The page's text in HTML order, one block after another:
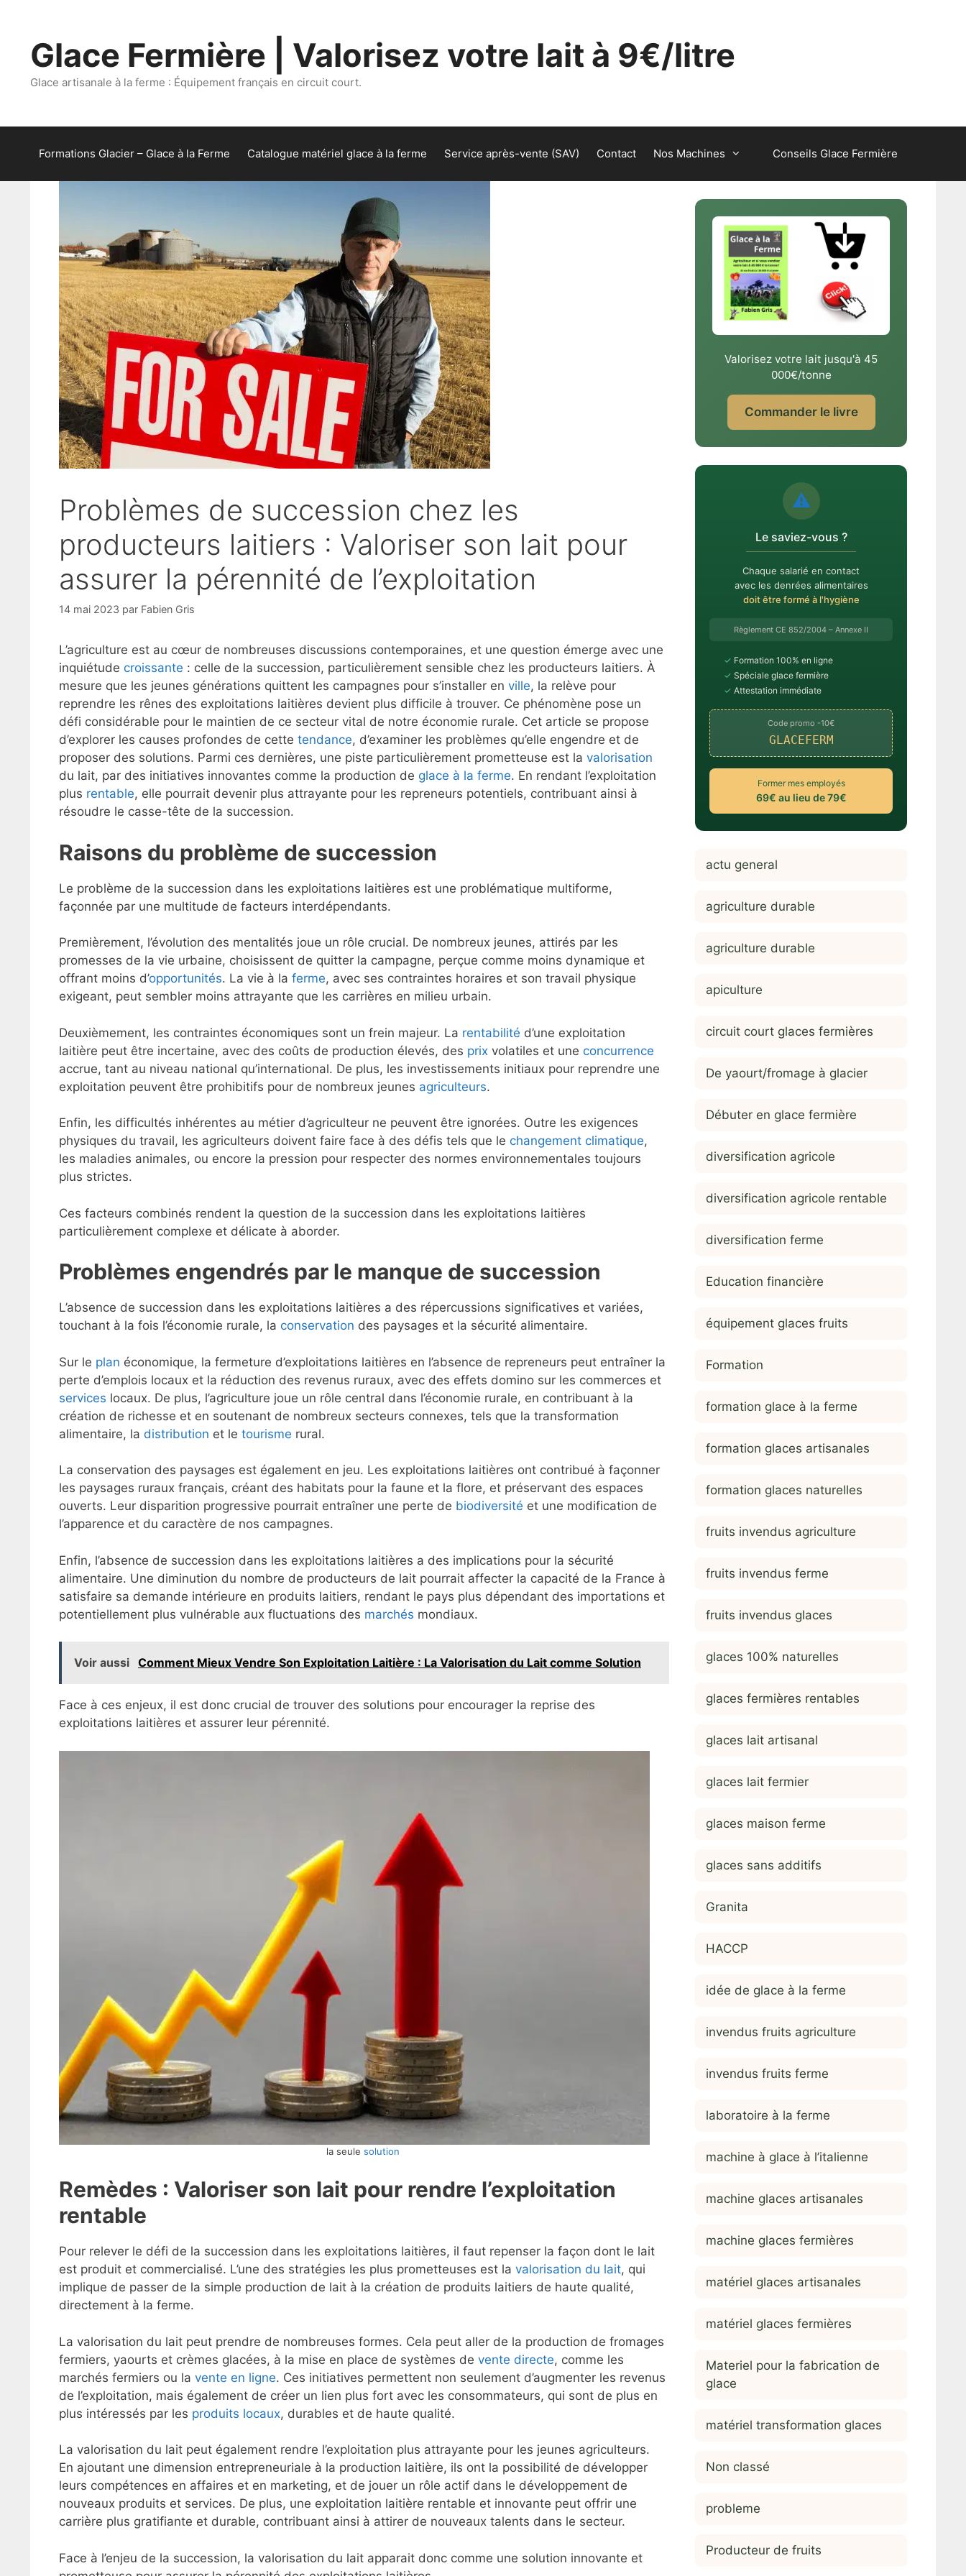
contenuGlace Fermière | Valorisez votre lait à 9€/litre
Glace artisanale à la ferme : Équipement français en circuit court.
Formations Glacier – Glace à la Ferme Catalogue matériel glace à la ferme Service après-vente (SAV) Contact Nos Machines Conseils Glace Fermière
Problèmes de succession chez les
producteurs laitiers : Valoriser son lait pour
assurer la pérennité de l’exploitation
14 mai 2023 par Fabien Gris
L’agriculture est au cœur de nombreuses discussions contemporaines, et une question émerge avec une
inquiétude croissante : celle de la succession, particulièrement sensible chez les producteurs laitiers. À
mesure que les jeunes générations quittent les campagnes pour s’installer en ville, la relève pour
reprendre les rênes des exploitations laitières devient plus difficile à trouver. Ce phénomène pose un
défi considérable pour le maintien de ce secteur vital de notre économie rurale. Cet article se propose
d’explorer les causes profondes de cette tendance, d’examiner les problèmes qu’elle engendre et de
proposer des solutions. Parmi ces dernières, une piste particulièrement prometteuse est la valorisation
du lait, par des initiatives innovantes comme la production de glace à la ferme. En rendant l’exploitation
plus rentable, elle pourrait devenir plus attrayante pour les repreneurs potentiels, contribuant ainsi à
résoudre le casse-tête de la succession.
Raisons du problème de succession
Le problème de la succession dans les exploitations laitières est une problématique multiforme,
façonnée par une multitude de facteurs interdépendants.
Premièrement, l’évolution des mentalités joue un rôle crucial. De nombreux jeunes, attirés par les
promesses de la vie urbaine, choisissent de quitter la campagne, perçue comme moins dynamique et
offrant moins d’opportunités. La vie à la ferme, avec ses contraintes horaires et son travail physique
exigeant, peut sembler moins attrayante que les carrières en milieu urbain.
Deuxièmement, les contraintes économiques sont un frein majeur. La rentabilité d’une exploitation
laitière peut être incertaine, avec des coûts de production élevés, des prix volatiles et une concurrence
accrue, tant au niveau national qu’international. De plus, les investissements initiaux pour reprendre une
exploitation peuvent être prohibitifs pour de nombreux jeunes agriculteurs.
Enfin, les difficultés inhérentes au métier d’agriculteur ne peuvent être ignorées. Outre les exigences
physiques du travail, les agriculteurs doivent faire face à des défis tels que le changement climatique,
les maladies animales, ou encore la pression pour respecter des normes environnementales toujours
plus strictes.
Ces facteurs combinés rendent la question de la succession dans les exploitations laitières
particulièrement complexe et délicate à aborder.
Problèmes engendrés par le manque de succession
L’absence de succession dans les exploitations laitières a des répercussions significatives et variées,
touchant à la fois l’économie rurale, la conservation des paysages et la sécurité alimentaire.
Sur le plan économique, la fermeture d’exploitations laitières en l’absence de repreneurs peut entraîner la
perte d’emplois locaux et la réduction des revenus ruraux, avec des effets domino sur les commerces et
services locaux. De plus, l’agriculture joue un rôle central dans l’économie rurale, en contribuant à la
création de richesse et en soutenant de nombreux secteurs connexes, tels que la transformation
alimentaire, la distribution et le tourisme rural.
La conservation des paysages est également en jeu. Les exploitations laitières ont contribué à façonner
les paysages ruraux français, créant des habitats pour la faune et la flore, et préservant des espaces
ouverts. Leur disparition progressive pourrait entraîner une perte de biodiversité et une modification de
l’apparence et du caractère de nos campagnes.
Enfin, l’absence de succession dans les exploitations laitières a des implications pour la sécurité
alimentaire. Une diminution du nombre de producteurs de lait pourrait affecter la capacité de la France à
satisfaire sa demande intérieure en produits laitiers, rendant le pays plus dépendant des importations et
potentiellement plus vulnérable aux fluctuations des marchés mondiaux.
Voir aussi Comment Mieux Vendre Son Exploitation Laitière : La Valorisation du Lait comme Solution
Face à ces enjeux, il est donc crucial de trouver des solutions pour encourager la reprise des
exploitations laitières et assurer leur pérennité.
la seule solution
Remèdes : Valoriser son lait pour rendre l’exploitation
rentable
Pour relever le défi de la succession dans les exploitations laitières, il faut repenser la façon dont le lait
est produit et commercialisé. L’une des stratégies les plus prometteuses est la valorisation du lait, qui
implique de passer de la simple production de lait à la création de produits laitiers de haute qualité,
directement à la ferme.
La valorisation du lait peut prendre de nombreuses formes. Cela peut aller de la production de fromages
fermiers, yaourts et crèmes glacées, à la mise en place de systèmes de vente directe, comme les
marchés fermiers ou la vente en ligne. Ces initiatives permettent non seulement d’augmenter les revenus
de l’exploitation, mais également de créer un lien plus fort avec les consommateurs, qui sont de plus en
plus intéressés par les produits locaux, durables et de haute qualité.
La valorisation du lait peut également rendre l’exploitation plus attrayante pour les jeunes agriculteurs.
En ajoutant une dimension entrepreneuriale à la production laitière, ils ont la possibilité de développer
leurs compétences en affaires et en marketing, et de jouer un rôle actif dans le développement de
nouveaux produits et services. De plus, une exploitation laitière rentable et innovante peut offrir une
carrière plus gratifiante et durable, contribuant ainsi à attirer de nouveaux talents dans le secteur.
Face à l’enjeu de la succession, la valorisation du lait apparait donc comme une solution innovante et
Valorisez votre lait jusqu'à 45
000€/tonne
Commander le livre
⚠️
Le saviez-vous ?
Chaque salarié en contact
avec les denrées alimentaires
doit être formé à l'hygiène
Règlement CE 852/2004 – Annexe II
✓ Formation 100% en ligne
✓ Spéciale glace fermière
✓ Attestation immédiate
Code promo -10€
GLACEFERM
Former mes employés
69€ au lieu de 79€
actu general
agriculture durable
agriculture durable
apiculture
circuit court glaces fermières
De yaourt/fromage à glacier
Débuter en glace fermière
diversification agricole
diversification agricole rentable
diversification ferme
Education financière
équipement glaces fruits
Formation
formation glace à la ferme
formation glaces artisanales
formation glaces naturelles
fruits invendus agriculture
fruits invendus ferme
fruits invendus glaces
glaces 100% naturelles
glaces fermières rentables
glaces lait artisanal
glaces lait fermier
glaces maison ferme
glaces sans additifs
Granita
HACCP
idée de glace à la ferme
invendus fruits agriculture
invendus fruits ferme
laboratoire à la ferme
machine à glace à l’italienne
machine glaces artisanales
machine glaces fermières
matériel glaces artisanales
matériel glaces fermières
Materiel pour la fabrication de
glace
matériel transformation glaces
Non classé
probleme
Producteur de fruits